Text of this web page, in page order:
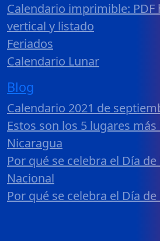
Calendario imprimible: PDF
vertical y listado
Feriados
Calendario Lunar
Blog
Calendario 2021 de
Estos son los 5 lugares
Nicaragua
Por qué se celebra el Día
Nacional
Por qué se celebra el Día